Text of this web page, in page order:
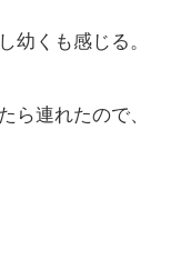
幼くも感じる。
ら連れたので、